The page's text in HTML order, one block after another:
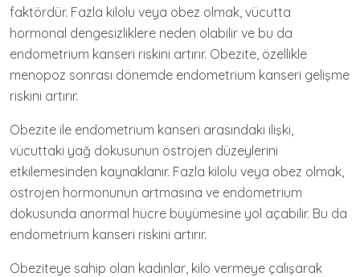
faktördür. Fazla kilolu veya obez olmak, vücutta
hormonal dengesizliklere neden olabilir ve bu da
endometrium kanseri riskini artırır. Obezite, özellikle
menopoz sonrası dönemde endometrium kanseri gelişme
riskini artırır.
Obezite ile endometrium kanseri arasındaki ilişki,
vücuttaki yağ dokusunun östrojen düzeylerini
etkilemesinden kaynaklanır. Fazla kilolu veya obez olmak,
östrojen hormonunun artmasına ve endometrium
dokusunda anormal hücre büyümesine yol açabilir. Bu da
endometrium kanseri riskini artırır.
Obeziteye sahip olan kadınlar, kilo vermeye çalışarak